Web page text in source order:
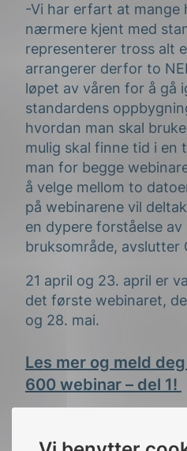
-Vi har erfart at mange
nærmere kjent med
representerer tross alt e
arrangerer derfor to
løpet av våren for å gå
standardens
hvordan man skal
mulig skal finne tid i en
man for begge
å velge mellom to
på webinarene vil
en dypere forståelse
bruksområde, avslutter
21 april og 23. april er
det første webinaret,
og 28. mai.
Les mer og meld deg
600 webinar – del 1!